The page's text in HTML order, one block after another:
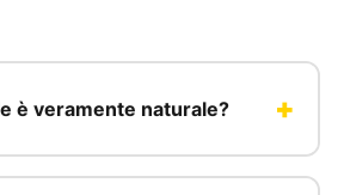
è veramente naturale?